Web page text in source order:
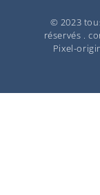
© 2023
réservés .
Pixel-